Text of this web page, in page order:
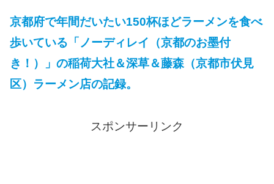
京都府で年間だいたい150杯ほどラーメンを食べ
歩いている「ノーディレイ（京都のお墨付
き！）」の稲荷大社＆深草＆藤森（京都市伏見
区）ラーメン店の記録。
スポンサーリンク